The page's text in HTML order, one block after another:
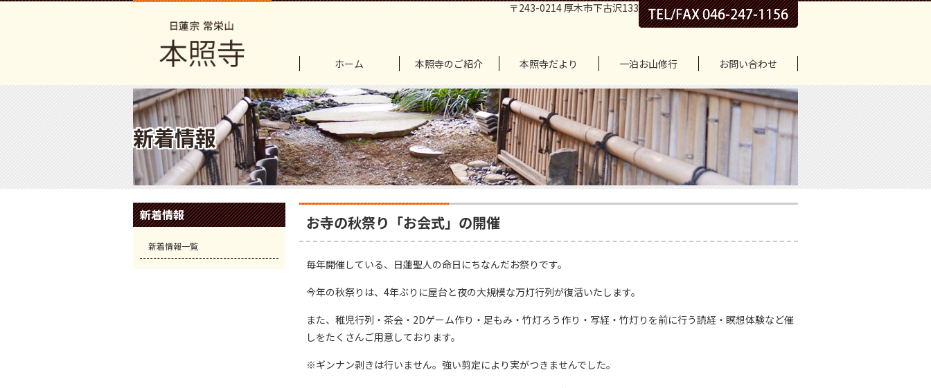
ホーム 本照寺のご紹介 本照寺だより 一泊お山修行 お問い合わせ
〒243-0214 厚木市下古沢133
新着情報
お寺の秋祭り「お会式」の開催
毎年開催している、日蓮聖人の命日にちなんだお祭りです。
今年の秋祭りは、4年ぶりに屋台と夜の大規模な万灯行列が復活いたします。
また、稚児行列・茶会・2Dゲーム作り・足もみ・竹灯ろう作り・写経・竹灯りを前に行う読経・瞑想体験など催
しをたくさんご用意しております。
※ギンナン剥きは行いません。強い剪定により実がつきませんでした。
新着情報
新着情報一覧